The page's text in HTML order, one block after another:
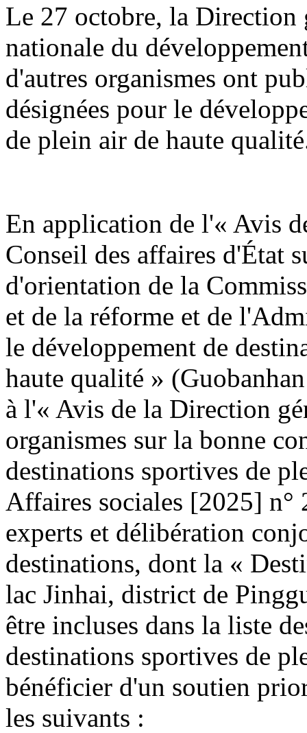
Le 27 octobre, la Direction
nationale du
d'autres organismes ont
désignées pour le
de plein air de haute
En application de l'« Avis
Conseil des affaires d'État
d'orientation de la
et de la réforme et de
le développement de
haute qualité »
à l'« Avis de la Direction
organismes sur la bonne
destinations sportives de
Affaires sociales [2025] n°
experts et délibération
destinations, dont la «
lac Jinhai, district de
être incluses dans la liste
destinations sportives de
bénéficier d'un soutien
les suivants :